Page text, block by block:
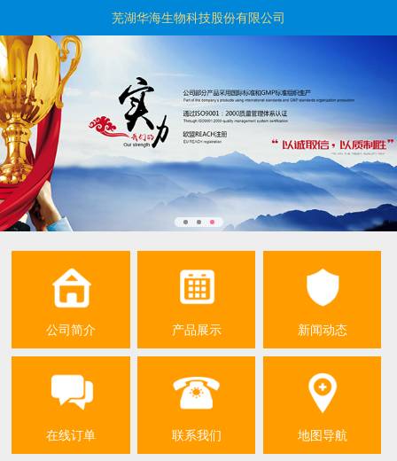
芜湖华海生物科技股份有限公司
公司简介 产品展示 新闻动态
在线订单 联系我们 地图导航